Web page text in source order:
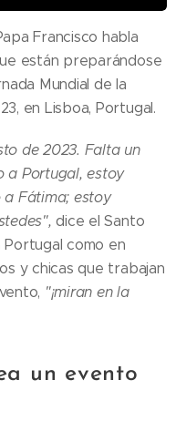
Francisco habla
están preparándose
Mundial de la
en Lisboa, Portugal.
de 2023. Falta un
a Portugal, estoy
a Fátima; estoy
dice el Santo
como en
y chicas que trabajan
"¡miran en la
un evento